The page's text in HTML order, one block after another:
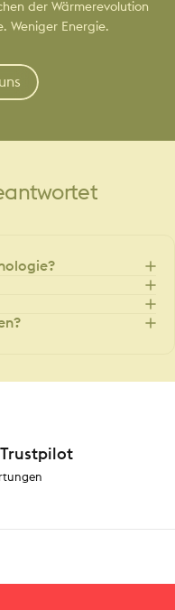
der Wärmerevolution
Weniger Energie.